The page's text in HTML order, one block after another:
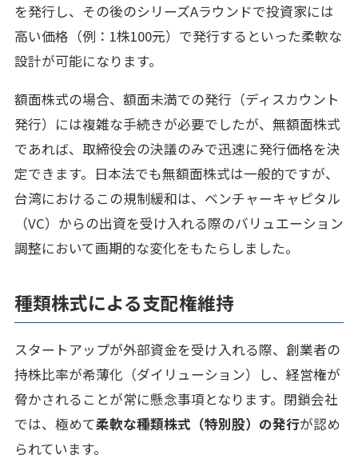
を発行し、その後のシリーズAラウンドで投資家には
高い価格（例：1株100元）で発行するといった柔軟な
設計が可能になります。
額面株式の場合、額面未満での発行（ディスカウント
発行）には複雑な手続きが必要でしたが、無額面株式
であれば、取締役会の決議のみで迅速に発行価格を決
定できます。日本法でも無額面株式は一般的ですが、
台湾におけるこの規制緩和は、ベンチャーキャピタル
（VC）からの出資を受け入れる際のバリュエーション
調整において画期的な変化をもたらしました。
種類株式による支配権維持
スタートアップが外部資金を受け入れる際、創業者の
持株比率が希薄化（ダイリューション）し、経営権が
脅かされることが常に懸念事項となります。閉鎖会社
では、極めて柔軟な種類株式（特別股）の発行が認め
られています。